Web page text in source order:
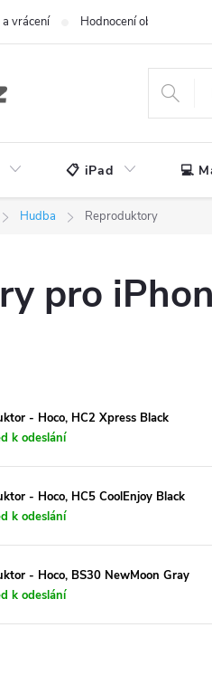
vrácení Hodnocení obchodu
📋 iPad 💻
Hudba Reproduktory
pro
- Hoco, HC2 Xpress Black
k odeslání
- Hoco, HC5 CoolEnjoy Black
k odeslání
- Hoco, BS30 NewMoon Gray
k odeslání